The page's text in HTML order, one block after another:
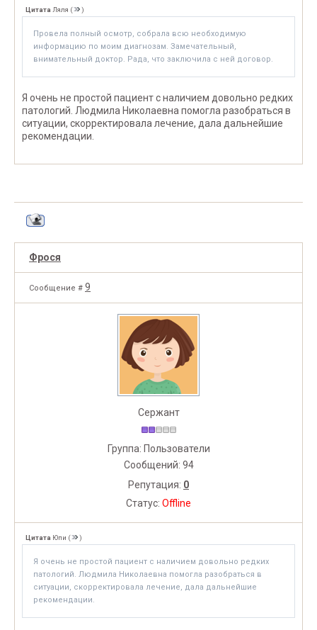
Цитата Ляля ( )
Провела полный осмотр, собрала всю необходимую
информацию по моим диагнозам. Замечательный,
внимательный доктор. Рада, что заключила с ней договор.
Я очень не простой пациент с наличием довольно редких
патологий. Людмила Николаевна помогла разобраться в
ситуации, скорректировала лечение, дала дальнейшие
рекомендации.
Фрося
Сообщение # 9
Сержант
Группа: Пользователи
Сообщений: 94
Репутация: 0
Статус: Offline
Цитата Юпи ( )
Я очень не простой пациент с наличием довольно редких
патологий. Людмила Николаевна помогла разобраться в
ситуации, скорректировала лечение, дала дальнейшие
рекомендации.